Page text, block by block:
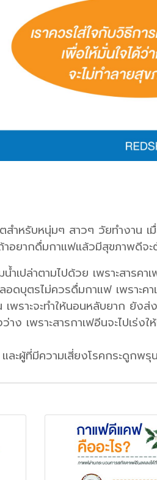
ำหรับหนุ่มๆ สาวๆ วัยทำงาน เ
อยากดื่มกาเเฟเเล้วมีสุขภาพดี
เปล่าตามไปด้วย เพราะสารคา
ดบุตรไม่ควรดื่มกาแฟ เพราะค
พราะจะทำให้นอนหลับยาก ยัง
ง เพราะสารกาเฟอีนจะไปเร่ง
ละผู้ที่มีความเสี่ยงโรคกระดูกพ